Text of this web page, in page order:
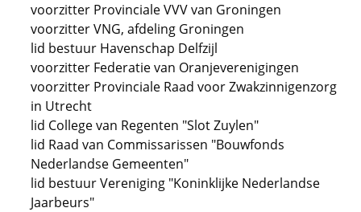
voorzitter Provinciale VVV van Groningen
voorzitter VNG, afdeling Groningen
lid bestuur Havenschap Delfzijl
voorzitter Federatie van Oranjeverenigingen
voorzitter Provinciale Raad voor Zwakzinnigenzorg
in Utrecht
lid College van Regenten "Slot Zuylen"
lid Raad van Commissarissen "Bouwfonds
Nederlandse Gemeenten"
lid bestuur Vereniging "Koninklijke Nederlandse
Jaarbeurs"